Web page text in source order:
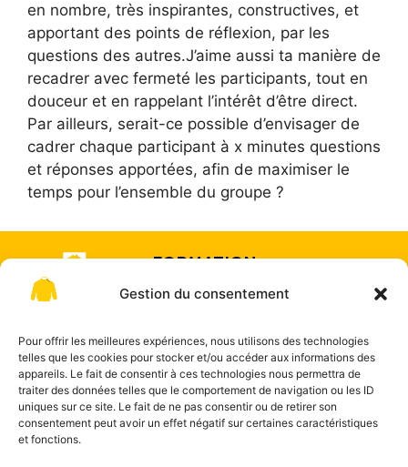
Gestion du consentement
Pour offrir les meilleures expériences, nous utilisons des technologies
telles que les cookies pour stocker et/ou accéder aux informations des
appareils. Le fait de consentir à ces technologies nous permettra de
traiter des données telles que le comportement de navigation ou les ID
uniques sur ce site. Le fait de ne pas consentir ou de retirer son
consentement peut avoir un effet négatif sur certaines caractéristiques
et fonctions.
en nombre, très inspirantes, constructives, et
apportant des points de réflexion, par les
questions des autres.J’aime aussi ta manière de
recadrer avec fermeté les participants, tout en
douceur et en rappelant l’intérêt d’être direct.
Par ailleurs, serait-ce possible d’envisager de
cadrer chaque participant à x minutes questions
et réponses apportées, afin de maximiser le
temps pour l’ensemble du groupe ?
FORMATION
& COACHING
MESURE